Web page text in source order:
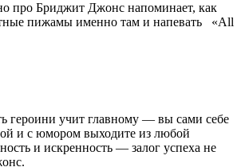
про Бриджит Джонс напоминает, как
пижамы именно там и напевать «All
героини учит главному — вы сами себе
и с юмором выходите из любой
и искренность — залог успеха не